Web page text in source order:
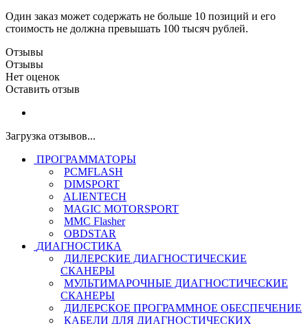
Один заказ может содержать не больше 10 позиций и его
стоимость не должна превышать 100 тысяч рублей.
Отзывы
Отзывы
Нет оценок
Оставить отзыв
Загрузка отзывов...
ПРОГРАММАТОРЫ
PCMFLASH
DIMSPORT
ALIENTECH
MAGIC MOTORSPORT
MMC Flasher
OBDSTAR
ДИАГНОСТИКА
ДИЛЕРСКИЕ ДИАГНОСТИЧЕСКИЕ
СКАНЕРЫ
МУЛЬТИМАРОЧНЫЕ ДИАГНОСТИЧЕСКИЕ
СКАНЕРЫ
ДИЛЕРСКОЕ ПРОГРАММНОЕ ОБЕСПЕЧЕНИЕ
КАБЕЛИ ДЛЯ ДИАГНОСТИЧЕСКИХ